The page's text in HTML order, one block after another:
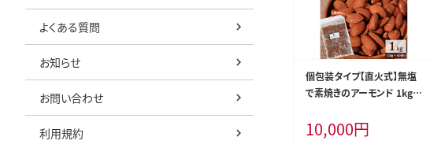
よくある質問
お知らせ
お問い合わせ
利用規約
個包装タイプ【直火式】無塩
で素焼きのアーモンド 1kg
カ産 個包装 無塩 ナッツ 小
袋 ロカボ SUCRENUTS H0
10,000円